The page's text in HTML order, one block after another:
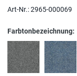
Art-Nr.:2965-000069
Farbtonbezeichnung: